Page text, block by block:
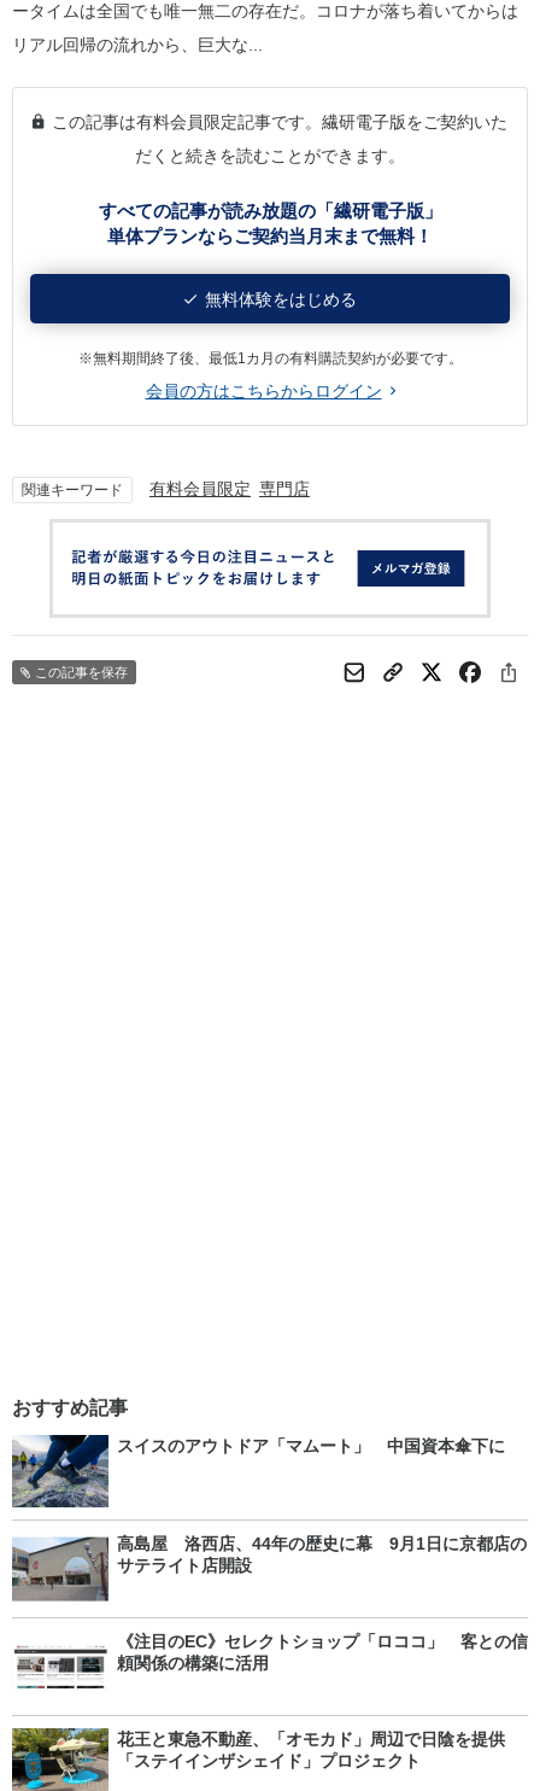
ータイムは全国でも唯一無二の存在だ。コロナが落ち着いてからは
リアル回帰の流れから、巨大な...
この記事は有料会員限定記事です。繊研電子版をご契約いた
だくと続きを読むことができます。
すべての記事が読み放題の「繊研電子版」
単体プランならご契約当月末まで無料！
無料体験をはじめる
※無料期間終了後、最低1カ月の有料購読契約が必要です。
会員の方はこちらからログイン
関連キーワード 有料会員限定 専門店
この記事を保存
おすすめ記事
スイスのアウトドア「マムート」 中国資本傘下に
高島屋 洛西店、44年の歴史に幕 9月1日に京都店の
サテライト店開設
《注目のEC》セレクトショップ「ロココ」 客との信
頼関係の構築に活用
花王と東急不動産、「オモカド」周辺で日陰を提供
「ステイインザシェイド」プロジェクト